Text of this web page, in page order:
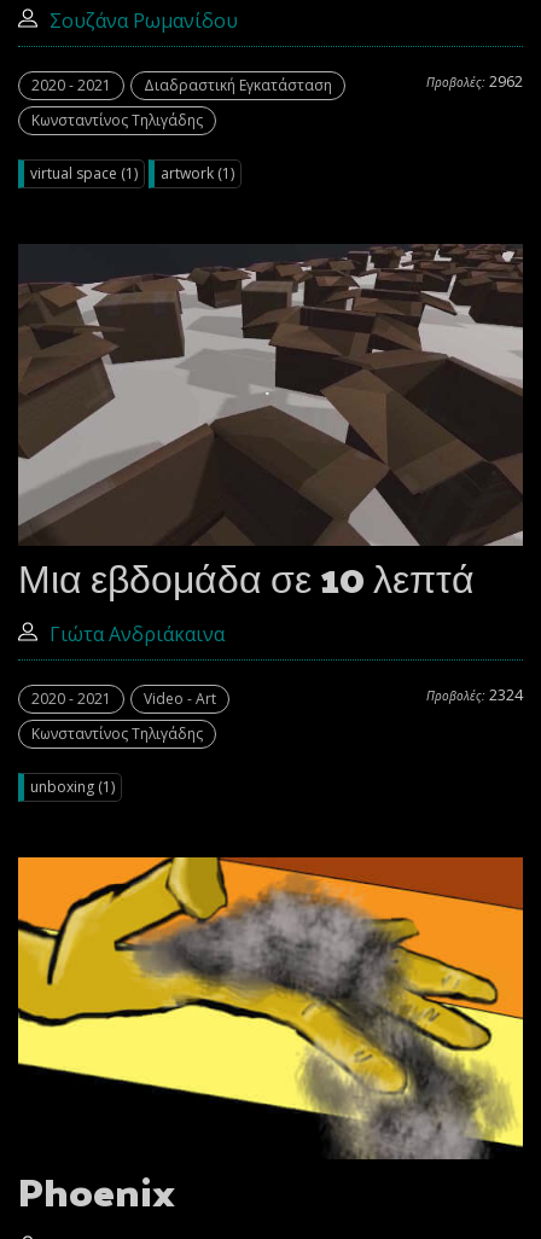
Σουζάνα Ρωμανίδου
Προβολές: 2962
2020 - 2021
Διαδραστική Εγκατάσταση
Κωνσταντίνος Τηλιγάδης
virtual space (1) artwork (1)
Μια εβδομάδα σε 10 λεπτά
Γιώτα Ανδριάκαινα
Προβολές: 2324
2020 - 2021
Video - Art
Κωνσταντίνος Τηλιγάδης
unboxing (1)
Phoenix